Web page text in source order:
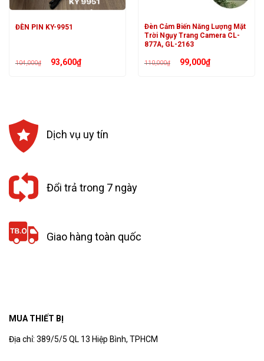
ĐÈN PIN KY-9951
104,000₫ Giá
gốc
93,600₫Giá
hiện
Đèn Cảm Biến Năng Lượng Mặt
Trời Ngụy Trang Camera CL-
877A, GL-2163
110,000₫ Giá
gốc
99,000₫Giá
hiện
Dịch vụ uy tín
Đổi trả trong 7 ngày
Giao hàng toàn quốc
MUA THIẾT BỊ
Địa chỉ: 389/5/5 QL 13 Hiệp Bình, TPHCM